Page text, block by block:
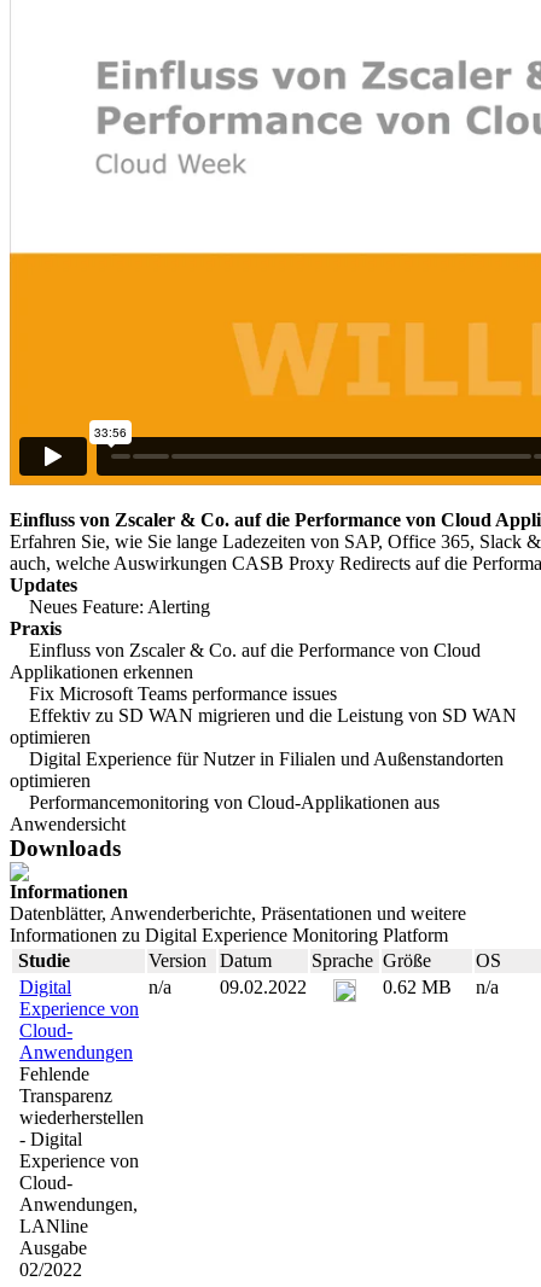
Einfluss von Zscaler & Co. auf die Performance von Cloud
Erfahren Sie, wie Sie lange Ladezeiten von SAP, Office 365, Slack
auch, welche Auswirkungen CASB Proxy Redirects auf die
Updates
Neues Feature: Alerting
Praxis
Einfluss von Zscaler & Co. auf die Performance von Cloud
Applikationen erkennen
Fix Microsoft Teams performance issues
Effektiv zu SD WAN migrieren und die Leistung von SD WAN
optimieren
Digital Experience für Nutzer in Filialen und Außenstandorten
optimieren
Performancemonitoring von Cloud-Applikationen aus
Anwendersicht
Downloads
Informationen
Datenblätter, Anwenderberichte, Präsentationen und weitere
Informationen zu Digital Experience Monitoring Platform
Studie
Version Datum Sprache Größe
OS
Digital
Experience von
Cloud-
Anwendungen
Fehlende
Transparenz
wiederherstellen
- Digital
Experience von
Cloud-
Anwendungen,
LANline
Ausgabe
02/2022
n/a 09.02.2022 0.62 MB n/a